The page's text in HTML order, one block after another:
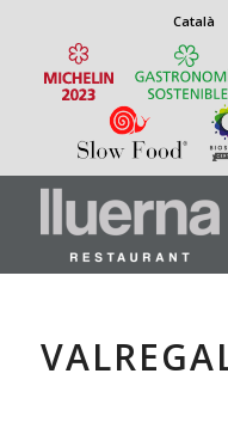
Català